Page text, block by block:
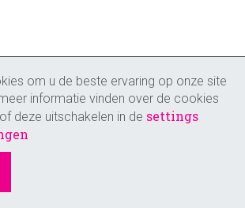
om u de beste ervaring op onze site
informatie vinden over de cookies
deze uitschakelen in de settings